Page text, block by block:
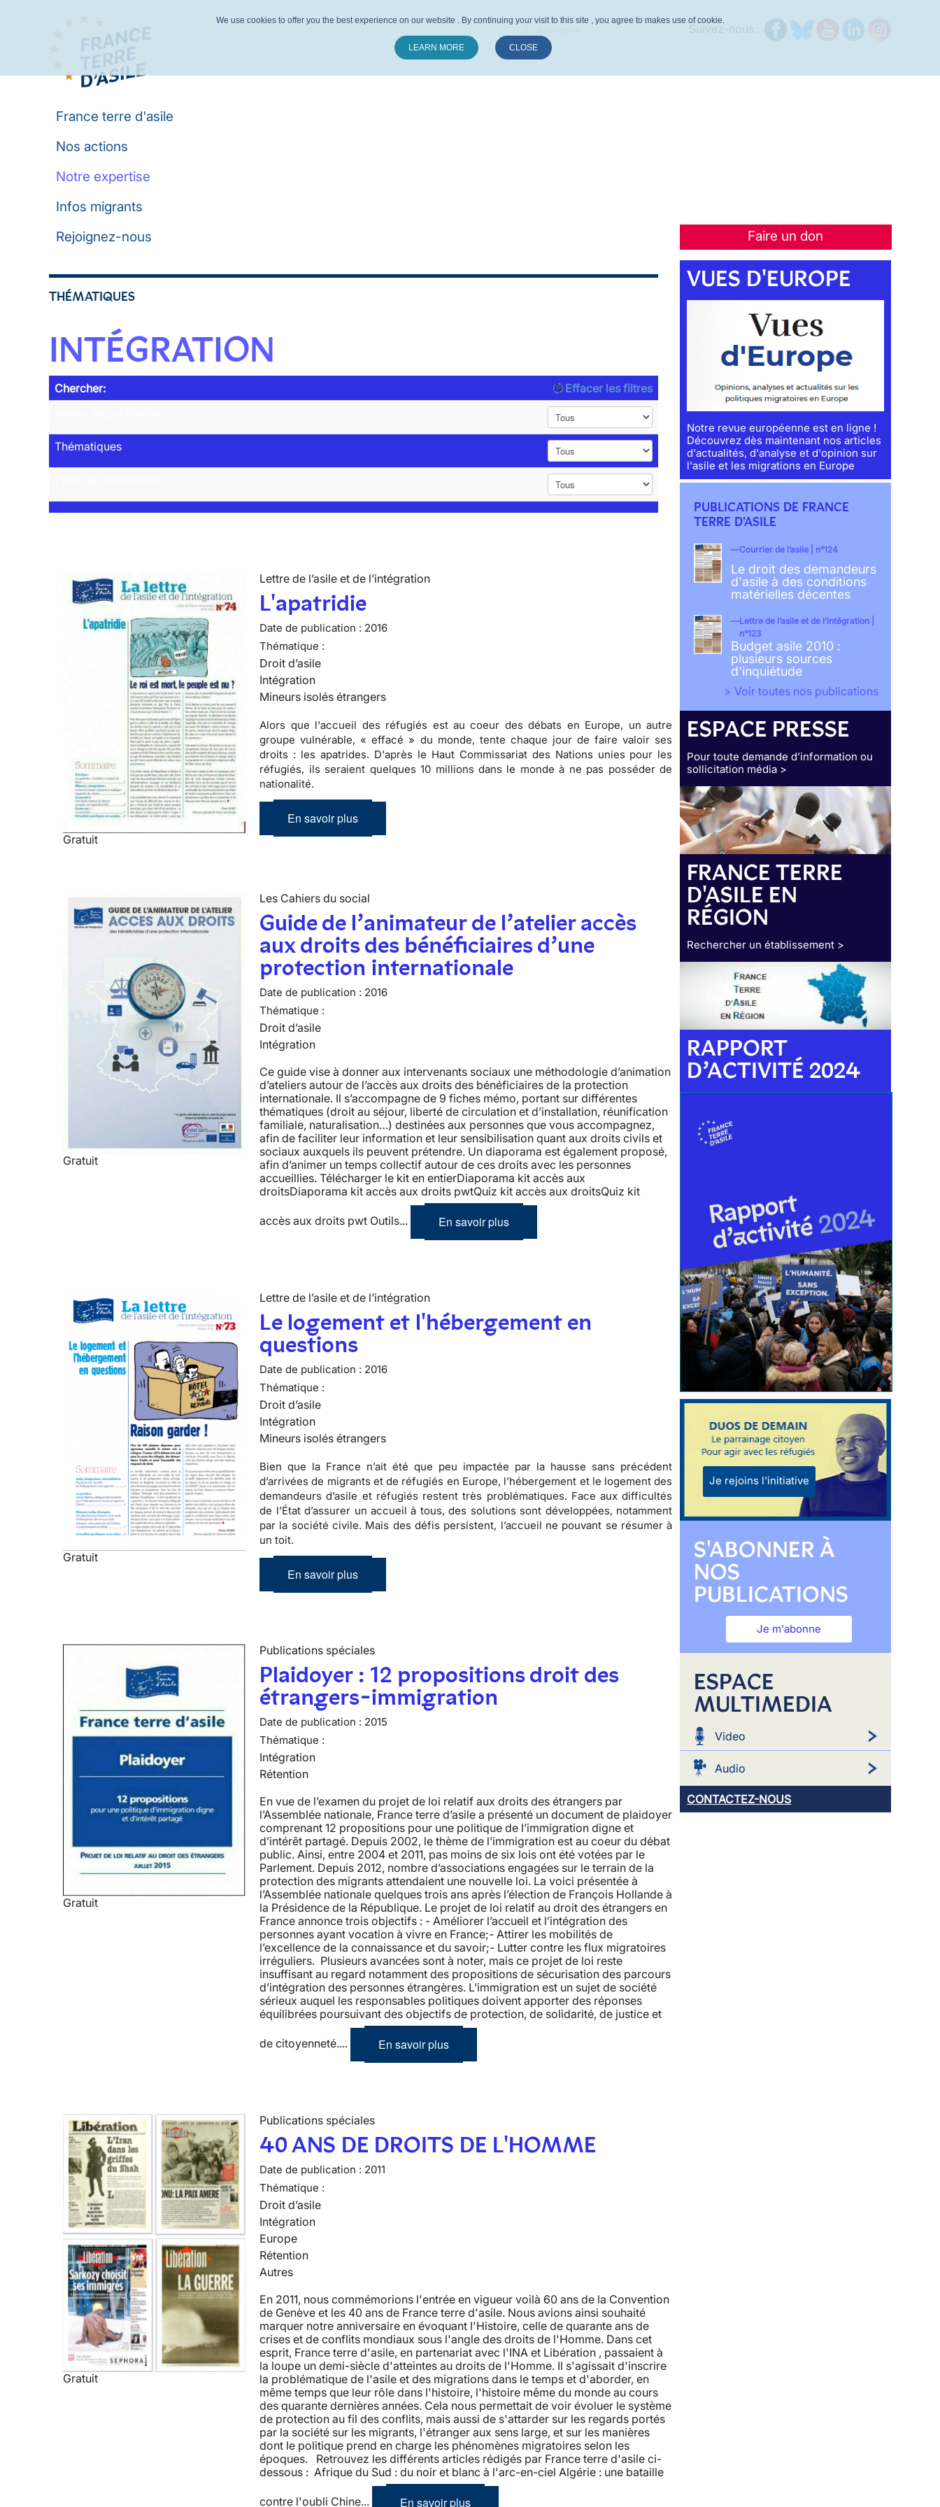
France terre d'asile
Nos actions
Notre expertise
Infos migrants
Faire un don
Rejoignez-nous
THÉMATIQUES
INTÉGRATION
Chercher:
Effacer les filtres
Thématiques
Gratuit
Lettre de l’asile et de l’intégration
L'apatridie
Date de publication : 2016
Thématique :
Droit d’asile
Intégration
Mineurs isolés étrangers
Alors que l'accueil des réfugiés est au coeur des débats en Europe, un autre
groupe vulnérable, « effacé » du monde, tente chaque jour de faire valoir ses
droits : les apatrides. D'après le Haut Commissariat des Nations unies pour les
réfugiés, ils seraient quelques 10 millions dans le monde à ne pas posséder de
nationalité.
En savoir plus
Gratuit
Les Cahiers du social
Guide de l’animateur de l’atelier accès
aux droits des bénéficiaires d’une
protection internationale
Date de publication : 2016
Thématique :
Droit d’asile
Intégration
Ce guide vise à donner aux intervenants sociaux une méthodologie d’animation
d’ateliers autour de l’accès aux droits des bénéficiaires de la protection
internationale. Il s’accompagne de 9 fiches mémo, portant sur différentes
thématiques (droit au séjour, liberté de circulation et d’installation, réunification
familiale, naturalisation…) destinées aux personnes que vous accompagnez,
afin de faciliter leur information et leur sensibilisation quant aux droits civils et
sociaux auxquels ils peuvent prétendre. Un diaporama est également proposé,
afin d’animer un temps collectif autour de ces droits avec les personnes
accueillies. Télécharger le kit en entierDiaporama kit accès aux
droitsDiaporama kit accès aux droits pwtQuiz kit accès aux droitsQuiz kit
accès aux droits pwt Outils... En savoir plus
Gratuit
Lettre de l’asile et de l’intégration
Le logement et l'hébergement en
questions
Date de publication : 2016
Thématique :
Droit d’asile
Intégration
Mineurs isolés étrangers
Bien que la France n’ait été que peu impactée par la hausse sans précédent
d’arrivées de migrants et de réfugiés en Europe, l’hébergement et le logement des
demandeurs d’asile et réfugiés restent très problématiques. Face aux difficultés
de l’État d’assurer un accueil à tous, des solutions sont développées, notamment
par la société civile. Mais des défis persistent, l’accueil ne pouvant se résumer à
un toit.
En savoir plus
Gratuit
Publications spéciales
Plaidoyer : 12 propositions droit des
étrangers-immigration
Date de publication : 2015
Thématique :
Intégration
Rétention
En vue de l’examen du projet de loi relatif aux droits des étrangers par
l’Assemblée nationale, France terre d’asile a présenté un document de plaidoyer
comprenant 12 propositions pour une politique de l’immigration digne et
d’intérêt partagé. Depuis 2002, le thème de l’immigration est au coeur du débat
public. Ainsi, entre 2004 et 2011, pas moins de six lois ont été votées par le
Parlement. Depuis 2012, nombre d’associations engagées sur le terrain de la
protection des migrants attendaient une nouvelle loi. La voici présentée à
l’Assemblée nationale quelques trois ans après l’élection de François Hollande à
la Présidence de la République. Le projet de loi relatif au droit des étrangers en
France annonce trois objectifs : - Améliorer l’accueil et l’intégration des
personnes ayant vocation à vivre en France;- Attirer les mobilités de
l’excellence de la connaissance et du savoir;- Lutter contre les flux migratoires
irréguliers. Plusieurs avancées sont à noter, mais ce projet de loi reste
insuffisant au regard notamment des propositions de sécurisation des parcours
d’intégration des personnes étrangères. L’immigration est un sujet de société
sérieux auquel les responsables politiques doivent apporter des réponses
équilibrées poursuivant des objectifs de protection, de solidarité, de justice et
de citoyenneté.... En savoir plus
Gratuit
Publications spéciales
40 ANS DE DROITS DE L'HOMME
Date de publication : 2011
Thématique :
Droit d’asile
Intégration
Europe
Rétention
Autres
En 2011, nous commémorions l'entrée en vigueur voilà 60 ans de la Convention
de Genève et les 40 ans de France terre d'asile. Nous avions ainsi souhaité
marquer notre anniversaire en évoquant l'Histoire, celle de quarante ans de
crises et de conflits mondiaux sous l'angle des droits de l'Homme. Dans cet
esprit, France terre d'asile, en partenariat avec l'INA et Libération , passaient à
la loupe un demi-siècle d'atteintes au droits de l'Homme. Il s'agissait d'inscrire
la problématique de l'asile et des migrations dans le temps et d'aborder, en
même temps que leur rôle dans l'histoire, l'histoire même du monde au cours
des quarante dernières années. Cela nous permettait de voir évoluer le système
de protection au fil des conflits, mais aussi de s'attarder sur les regards portés
par la société sur les migrants, l'étranger aux sens large, et sur les manières
dont le politique prend en charge les phénomènes migratoires selon les
époques. Retrouvez les différents articles rédigés par France terre d'asile ci-
dessous : Afrique du Sud : du noir et blanc à l'arc-en-ciel Algérie : une bataille
contre l'oubli Chine... En savoir plus
VUES D'EUROPE
Notre revue européenne est en ligne !
Découvrez dès maintenant nos articles
d'actualités, d'analyse et d'opinion sur
l'asile et les migrations en Europe
PUBLICATIONS DE FRANCE
TERRE D'ASILE
Courrier de l’asile | n°124
Le droit des demandeurs
d'asile à des conditions
matérielles décentes
Lettre de l’asile et de l’intégration |
n°123
Budget asile 2010 :
plusieurs sources
d'inquiétude
> Voir toutes nos publications
ESPACE PRESSE
Pour toute demande d’information ou
sollicitation média >
FRANCE TERRE
D'ASILE EN
RÉGION
Rechercher un établissement >
RAPPORT
D’ACTIVITÉ 2024
Je rejoins l'initiative
S'ABONNER À
NOS
PUBLICATIONS
Je m'abonne
ESPACE
MULTIMEDIA
Video
Audio
CONTACTEZ-NOUS
We use cookies to offer you the best experience on our website . By continuing your visit to this site , you agree to makes use of cookie.
LEARN MORE CLOSE